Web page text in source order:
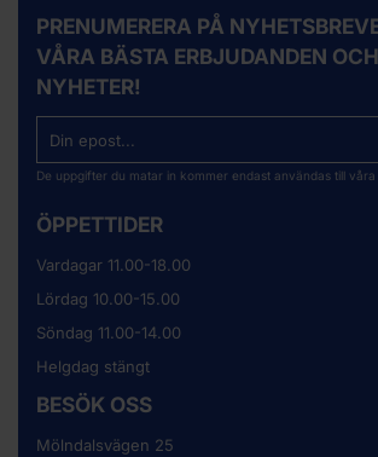
PRENUMERERA PÅ
VÅRA BÄSTA ERBJUDANDEN OCH
NYHETER!
De uppgifter du matar in kommer endast användas till
ÖPPETTIDER
Vardagar 11.00-18.00
Lördag 10.00-15.00
Söndag 11.00-14.00
Helgdag stängt
BESÖK OSS
Mölndalsvägen 25